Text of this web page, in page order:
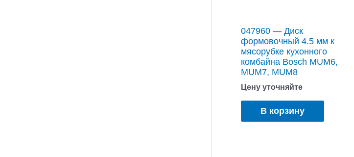
047960 — Диск
формовочный 4.5 мм к
мясорубке кухонного
комбайна Bosch MUM6,
MUM7, MUM8
Цену уточняйте
В корзину